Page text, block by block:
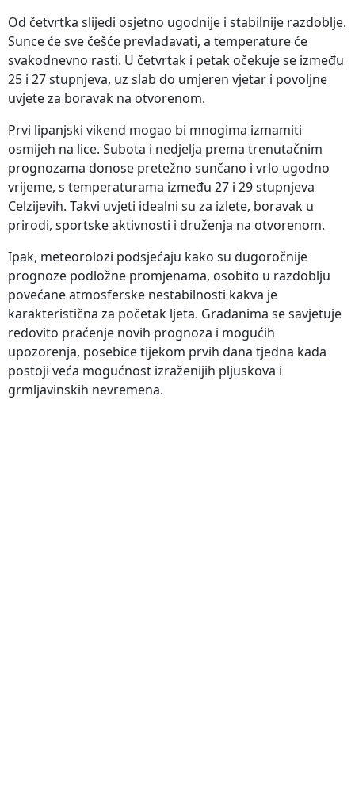
Od četvrtka slijedi osjetno ugodnije i stabilnije razdoblje.
Sunce će sve češće prevladavati, a temperature će
svakodnevno rasti. U četvrtak i petak očekuje se između
25 i 27 stupnjeva, uz slab do umjeren vjetar i povoljne
uvjete za boravak na otvorenom.
Prvi lipanjski vikend mogao bi mnogima izmamiti
osmijeh na lice. Subota i nedjelja prema trenutačnim
prognozama donose pretežno sunčano i vrlo ugodno
vrijeme, s temperaturama između 27 i 29 stupnjeva
Celzijevih. Takvi uvjeti idealni su za izlete, boravak u
prirodi, sportske aktivnosti i druženja na otvorenom.
Ipak, meteorolozi podsjećaju kako su dugoročnije
prognoze podložne promjenama, osobito u razdoblju
povećane atmosferske nestabilnosti kakva je
karakteristična za početak ljeta. Građanima se savjetuje
redovito praćenje novih prognoza i mogućih
upozorenja, posebice tijekom prvih dana tjedna kada
postoji veća mogućnost izraženijih pljuskova i
grmljavinskih nevremena.